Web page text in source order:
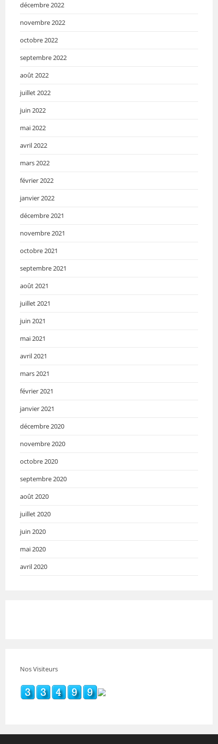
décembre 2022
novembre 2022
octobre 2022
septembre 2022
août 2022
juillet 2022
juin 2022
mai 2022
avril 2022
mars 2022
février 2022
janvier 2022
décembre 2021
novembre 2021
octobre 2021
septembre 2021
août 2021
juillet 2021
juin 2021
mai 2021
avril 2021
mars 2021
février 2021
janvier 2021
décembre 2020
novembre 2020
octobre 2020
septembre 2020
août 2020
juillet 2020
juin 2020
mai 2020
avril 2020
Nos Visiteurs